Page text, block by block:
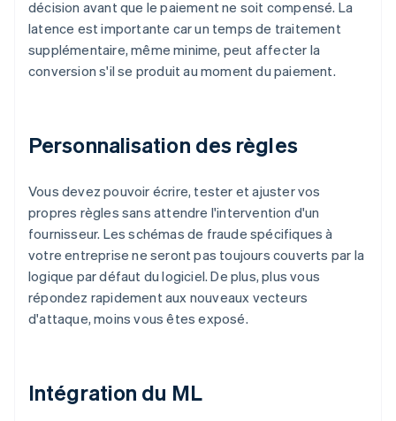
décision avant que le paiement ne soit compensé. La
latence est importante car un temps de traitement
supplémentaire, même minime, peut affecter la
conversion s'il se produit au moment du paiement.
Personnalisation des règles
Vous devez pouvoir écrire, tester et ajuster vos
propres règles sans attendre l'intervention d'un
fournisseur. Les schémas de fraude spécifiques à
votre entreprise ne seront pas toujours couverts par la
logique par défaut du logiciel. De plus, plus vous
répondez rapidement aux nouveaux vecteurs
d'attaque, moins vous êtes exposé.
Intégration du ML